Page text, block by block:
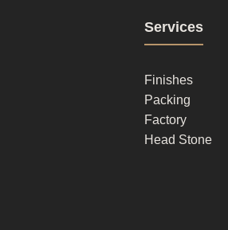
Footer
column
Services
Finishes
Packing
Factory
Head Stone